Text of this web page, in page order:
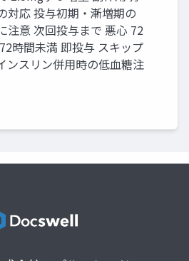
対応 投与初期・漸増期の
注意 次回投与まで 悪心 72
時間未満 即投与 スキップ
ンスリン併用時の低血糖注